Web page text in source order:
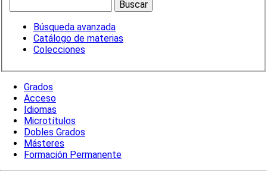
Búsqueda avanzada
Catálogo de materias
Colecciones
Grados
Acceso
Idiomas
Microtítulos
Dobles Grados
Másteres
Formación Permanente